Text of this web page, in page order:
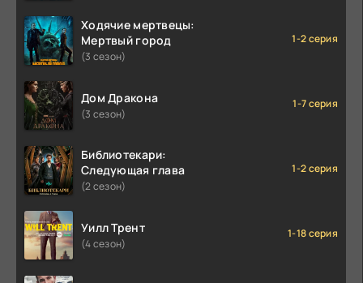
Ходячие мертвецы:
Мертвый город
(3 сезон)
1-2 серия
Дом Дракона
(3 сезон)
1-7 серия
Библиотекари:
Следующая глава
(2 сезон)
1-2 серия
Уилл Трент
(4 сезон)
1-18 серия